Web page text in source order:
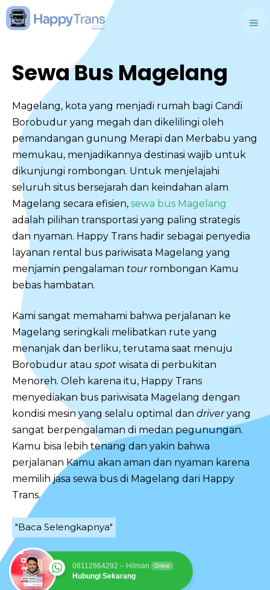
Skip
to
Sewa Bus Magelang
Magelang, kota yang menjadi rumah bagi Candi
Borobudur yang megah dan dikelilingi oleh
pemandangan gunung Merapi dan Merbabu yang
memukau, menjadikannya destinasi wajib untuk
dikunjungi rombongan. Untuk menjelajahi
seluruh situs bersejarah dan keindahan alam
Magelang secara efisien, sewa bus Magelang
adalah pilihan transportasi yang paling strategis
dan nyaman. Happy Trans hadir sebagai penyedia
layanan rental bus pariwisata Magelang yang
menjamin pengalaman tourrombongan Kamu
bebas hambatan.
Kami sangat memahami bahwa perjalanan ke
Magelang seringkali melibatkan rute yang
menanjak dan berliku, terutama saat menuju
Borobudur atau spot wisata di perbukitan
Menoreh. Oleh karena itu, Happy Trans
menyediakan bus pariwisata Magelang dengan
kondisi mesin yang selalu optimal dan driveryang
sangat berpengalaman di medan pegunungan.
Kamu bisa lebih tenang dan yakin bahwa
perjalanan Kamu akan aman dan nyaman karena
memilih jasa sewa bus di Magelang dari Happy
Trans.
"Baca Selengkapnya"
08112864292 – Hilman Online
Hubungi Sekarang